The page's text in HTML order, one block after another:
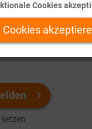
brauchen
Cookies
Cookies